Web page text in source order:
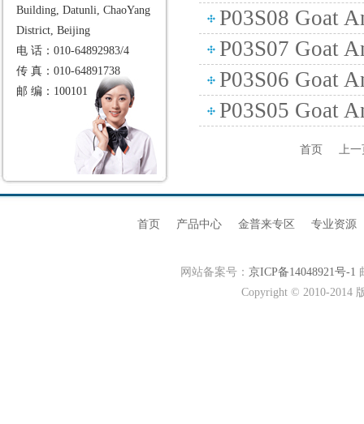
Building, Datunli, ChaoYang
District, Beijing
电 话：010-64892983/4
传 真：010-64891738
邮 编：100101
P03S08 Goat
P03S07 Goat
P03S06 Goat
P03S05 Goat
首页 上一
首页 产品中心 金普来专区 专业资源
网站备案号： 京ICP备14048921号-1
Copyright © 2010-2014